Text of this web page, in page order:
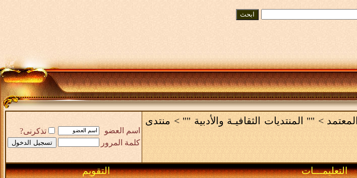
> "" المنتديات الثقافيـة والأدبية "" > منتدى
اسم العضو
تذكرنى?
كلمة المرور
التعليمـــات التقويم